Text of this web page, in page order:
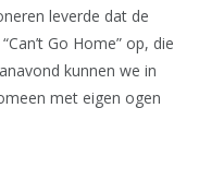
leverde dat de
Go Home” op, die
kunnen we in
met eigen ogen